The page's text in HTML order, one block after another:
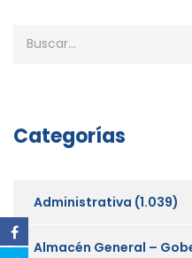
Categorías
Administrativa (1.039)
Almacén General –